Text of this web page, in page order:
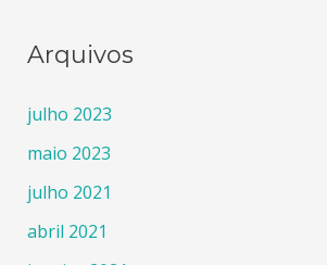
Arquivos
julho 2023
maio 2023
julho 2021
abril 2021